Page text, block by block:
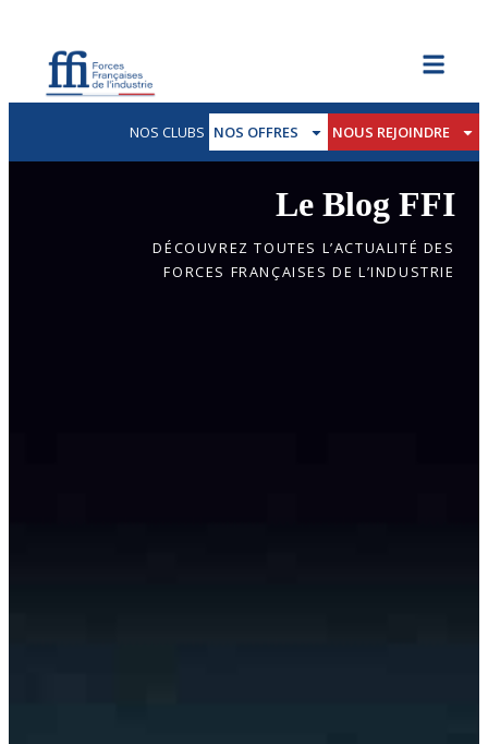
NOS CLUBS NOS OFFRES NOUS REJOINDRE
Le Blog FFI
DÉCOUVREZ TOUTES L’ACTUALITÉ DES
FORCES FRANÇAISES DE L’INDUSTRIE